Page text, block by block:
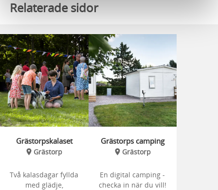
Relaterade sidor
Grästorpskalaset
Grästorp
Två kalasdagar fyllda
med glädje,
Grästorps camping
Grästorp
En digital camping -
checka in när du vill!